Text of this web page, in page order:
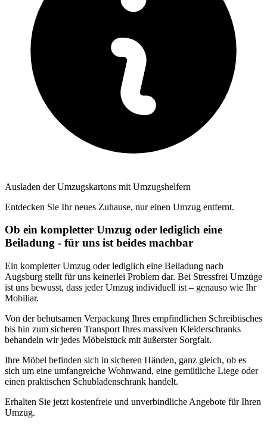
Ausladen der Umzugskartons mit Umzugshelfern
Entdecken Sie Ihr neues Zuhause, nur einen Umzug entfernt.
Ob ein kompletter Umzug oder lediglich eine
Beiladung - für uns ist beides machbar
Ein kompletter Umzug oder lediglich eine Beiladung nach
Augsburg stellt für uns keinerlei Problem dar. Bei Stressfrei Umzüge
ist uns bewusst, dass jeder Umzug individuell ist – genauso wie Ihr
Mobiliar.
Von der behutsamen Verpackung Ihres empfindlichen Schreibtisches
bis hin zum sicheren Transport Ihres massiven Kleiderschranks
behandeln wir jedes Möbelstück mit äußerster Sorgfalt.
Ihre Möbel befinden sich in sicheren Händen, ganz gleich, ob es
sich um eine umfangreiche Wohnwand, eine gemütliche Liege oder
einen praktischen Schubladenschrank handelt.
Erhalten Sie jetzt kostenfreie und unverbindliche Angebote für Ihren
Umzug.